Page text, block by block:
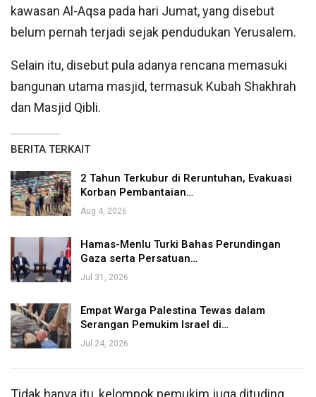
kawasan Al-Aqsa pada hari Jumat, yang disebut
belum pernah terjadi sejak pendudukan Yerusalem.
Selain itu, disebut pula adanya rencana memasuki
bangunan utama masjid, termasuk Kubah Shakhrah
dan Masjid Qibli.
BERITA TERKAIT
2 Tahun Terkubur di Reruntuhan, Evakuasi
Korban Pembantaian…
Aug 4, 2026
Hamas-Menlu Turki Bahas Perundingan
Gaza serta Persatuan…
Jul 31, 2026
Empat Warga Palestina Tewas dalam
Serangan Pemukim Israel di…
Jul 24, 2026